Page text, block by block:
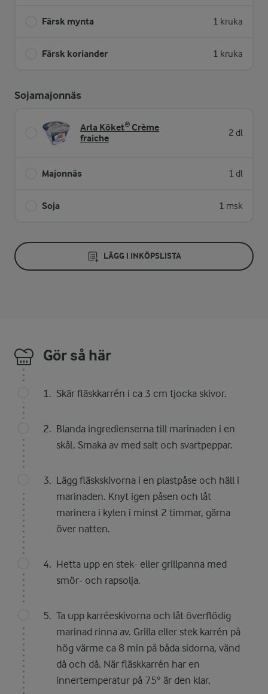
Färsk mynta 1 kruka
Färsk koriander 1 kruka
Sojamajonnäs
Arla Köket® Crème
fraiche
2 dl
Majonnäs 1 dl
Soja 1 msk
LÄGG I INKÖPSLISTA
Gör så här
Skär fläskkarrén i ca 3 cm tjocka skivor.
Blanda ingredienserna till marinaden i en
skål. Smaka av med salt och svartpeppar.
Lägg fläskskivorna i en plastpåse och häll i
marinaden. Knyt igen påsen och låt
marinera i kylen i minst 2 timmar, gärna
över natten.
Hetta upp en stek- eller grillpanna med
smör- och rapsolja.
Ta upp karréeskivorna och låt överflödig
marinad rinna av. Grilla eller stek karrén på
hög värme ca 8 min på båda sidorna, vänd
då och då. När fläskkarrén har en
innertemperatur på 75° är den klar.